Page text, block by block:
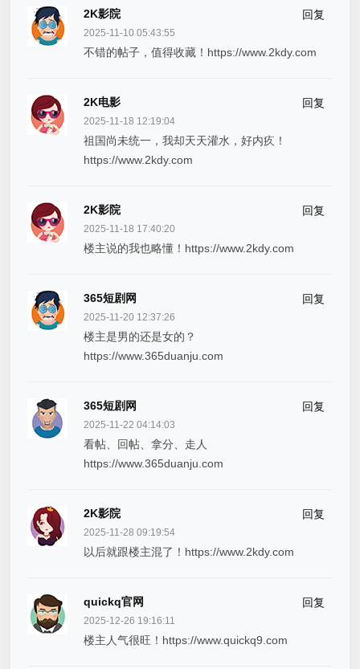
2K影院 回复
2025-11-10 05:43:55
不错的帖子，值得收藏！https://www.2kdy.com
2K电影 回复
2025-11-18 12:19:04
祖国尚未统一，我却天天灌水，好内疚！
https://www.2kdy.com
2K影院 回复
2025-11-18 17:40:20
楼主说的我也略懂！https://www.2kdy.com
365短剧网 回复
2025-11-20 12:37:26
楼主是男的还是女的？
https://www.365duanju.com
365短剧网 回复
2025-11-22 04:14:03
看帖、回帖、拿分、走人
https://www.365duanju.com
2K影院 回复
2025-11-28 09:19:54
以后就跟楼主混了！https://www.2kdy.com
quickq官网 回复
2025-12-26 19:16:11
楼主人气很旺！https://www.quickq9.com